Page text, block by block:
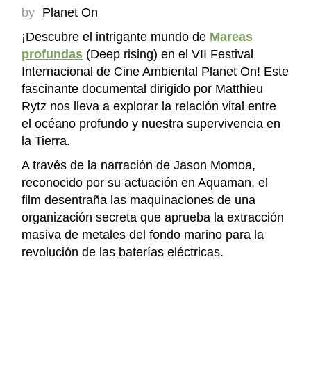
by Planet On
¡Descubre el intrigante mundo de Mareas
profundas (Deep rising) en el VII Festival
Internacional de Cine Ambiental Planet On! Este
fascinante documental dirigido por Matthieu
Rytz nos lleva a explorar la relación vital entre
el océano profundo y nuestra supervivencia en
la Tierra.
A través de la narración de Jason Momoa,
reconocido por su actuación en Aquaman, el
film desentraña las maquinaciones de una
organización secreta que aprueba la extracción
masiva de metales del fondo marino para la
revolución de las baterías eléctricas.